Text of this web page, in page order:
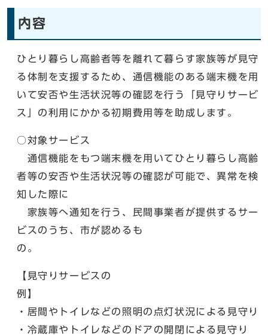
内容
ひとり暮らし高齢者等を離れて暮らす家族等が見守
る体制を支援するため、通信機能のある端末機を用
いて安否や生活状況等の確認を行う「見守りサービ
ス」の利用にかかる初期費用等を助成します。
○対象サービス
通信機能をもつ端末機を用いてひとり暮らし高齢
者等の安否や生活状況等の確認が可能で、異常を検
知した際に
家族等へ通知を行う、民間事業者が提供するサー
ビスのうち、市が認めるも
【見守りサービスの
・居間やトイレなどの照明の点灯状況による見守り
・冷蔵庫やトイレなどのドアの開閉による見守り